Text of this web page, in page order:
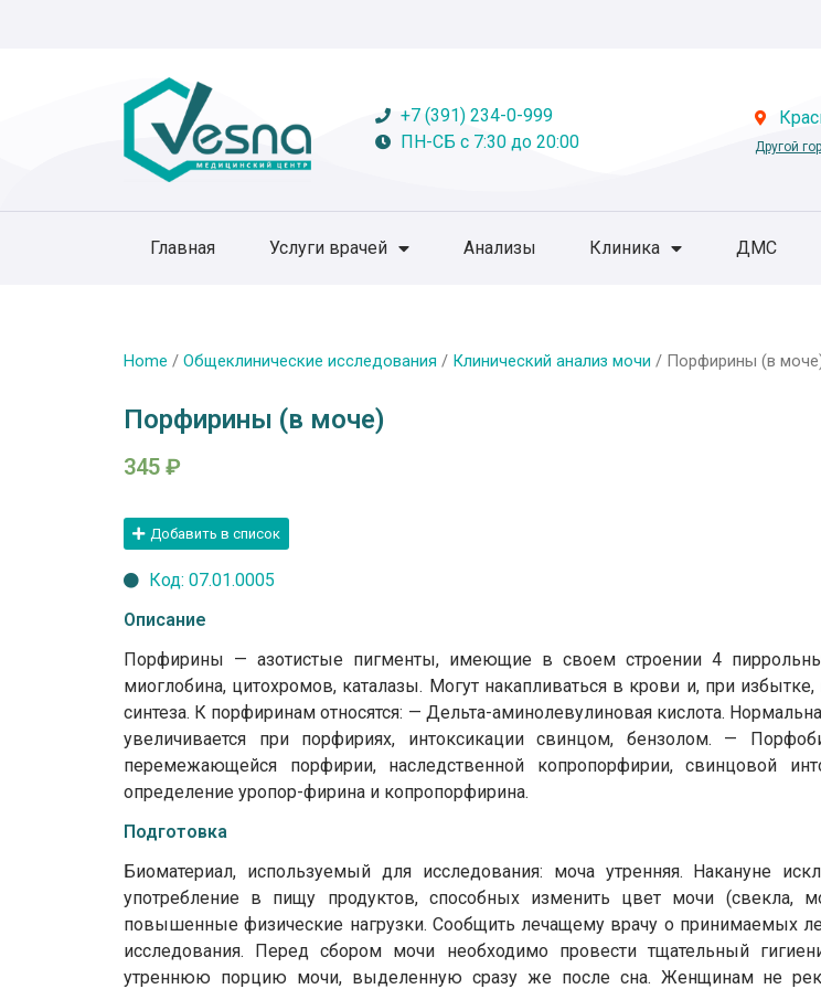
+7 (391) 234-0-999
ПН-СБ с 7:30 до 20:00
Другой
Главная Услуги врачей Анализы Клиника ДМС
Home / Общеклинические исследования / Клинический анализ мочи / Порфирины (в
Порфирины (в моче)
345 ₽
Добавить в список
Код: 07.01.0005
Описание
Порфирины — азотистые пигменты, имеющие в своем строении 4
миоглобина, цитохромов, каталазы. Могут накапливаться в крови и, при
синтеза. К порфиринам относятся: — Дельта-аминолевулиновая кислота.
увеличивается при порфириях, интоксикации свинцом, бензолом. —
перемежающейся порфирии, наследственной копропорфирии, свинцовой
определение уропор-фирина и копропорфирина.
Подготовка
Биоматериал, используемый для исследования: моча утренняя. Накануне
употребление в пищу продуктов, способных изменить цвет мочи (свекла,
повышенные физические нагрузки. Сообщить лечащему врачу о принимаемых
исследования. Перед сбором мочи необходимо провести тщательный
утреннюю порцию мочи, выделенную сразу же после сна. Женщинам не